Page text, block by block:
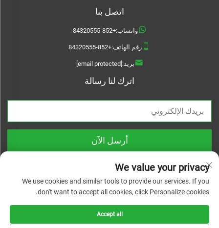
اتصل بنا
واتساب:+852-84320555
رقم الهاتف:+852-84320555
بريد:[email protected]
اترك لنا رسالة
أرسل الآن
الحقوق محفوظة |
سياسة الخصوصية
We value your privacy
We use cookies and similar tools to provide our services. If you
don't want to accept all cookies, click Personalize cookies.
Accept all